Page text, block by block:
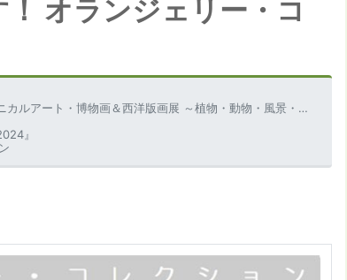
オランジェリー・コ
博物画＆西洋版画展 ～植物・動物・風景・アンティーク版画～』
』